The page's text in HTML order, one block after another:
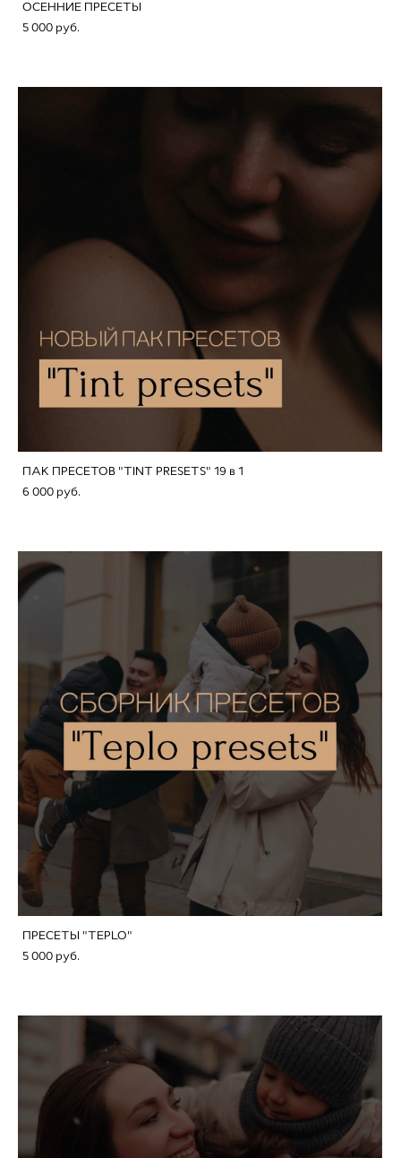
ОСЕННИЕ ПРЕСЕТЫ
5 000 pуб.
ПАК ПРЕСЕТОВ "TINT PRESETS" 19 в 1
6 000 pуб.
ПРЕСЕТЫ "TEPLO"
5 000 pуб.